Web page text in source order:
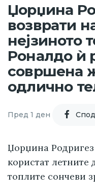
Џорџина
возврати
нејзиното
Роналдо ѝ
совршена
одлично
Пред 1 ден
Џорџина
користат летните
топлите сончеви